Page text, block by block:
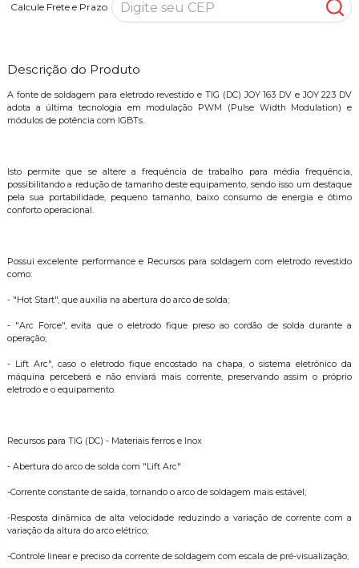
Calcule Frete e Prazo
Descrição do Produto
A fonte de soldagem para eletrodo revestido e TIG (DC) JOY 163 DV e JOY 223 DV
adota a última tecnologia em modulação PWM (Pulse Width Modulation) e
módulos de potência com IGBTs.
Isto permite que se altere a frequência de trabalho para média frequência,
possibilitando a redução de tamanho deste equipamento, sendo isso um destaque
pela sua portabilidade, pequeno tamanho, baixo consumo de energia e ótimo
conforto operacional.
Possui excelente performance e Recursos para soldagem com eletrodo revestido
como:
- "Hot Start", que auxilia na abertura do arco de solda;
- "Arc Force", evita que o eletrodo fique preso ao cordão de solda durante a
operação;
- Lift Arc", caso o eletrodo fique encostado na chapa, o sistema eletrônico da
máquina perceberá e não enviará mais corrente, preservando assim o próprio
eletrodo e o equipamento.
Recursos para TIG (DC) - Materiais ferros e Inox
- Abertura do arco de solda com "Lift Arc"
-Corrente constante de saída, tornando o arco de soldagem mais estável;
-Resposta dinâmica de alta velocidade reduzindo a variação de corrente com a
variação da altura do arco elétrico;
-Controle linear e preciso da corrente de soldagem com escala de pré-visualização;